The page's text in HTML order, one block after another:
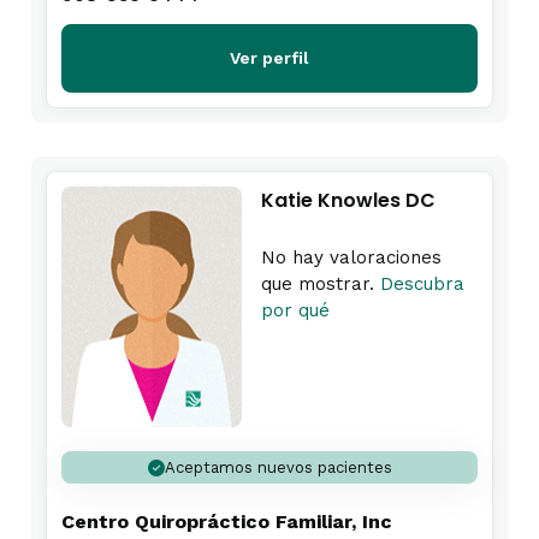
Ver perfil
Katie Knowles DC
No hay valoraciones
que mostrar. Descubra
por qué
Aceptamos nuevos pacientes
Centro Quiropráctico Familiar, Inc